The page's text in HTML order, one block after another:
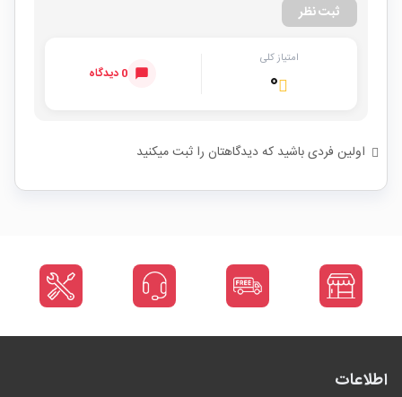
ثبت نظر
امتیاز کلی
۰ 0 دیدگاه
اولین فردی باشید که دیدگاهتان را ثبت میکنید
اطلاعات